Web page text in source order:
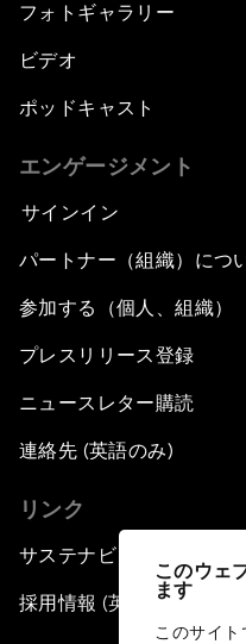
このウェ
ます
このサイ
フォトギャラリー
ビデオ
ポッドキャスト
エンゲージメント
サインイン
パートナー（組織）につ
参加する（個人、組織）
プレスリリース登録
ニュースレター購読
連絡先 (英語のみ)
リンク
サステナビリティへの取
採用情報 (英語のみ)